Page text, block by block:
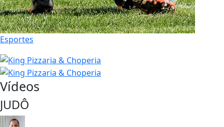
Esportes
Vídeos
JUDÔ